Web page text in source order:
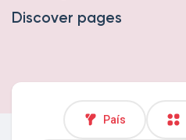
Encontrar Loja
Discover pages
País